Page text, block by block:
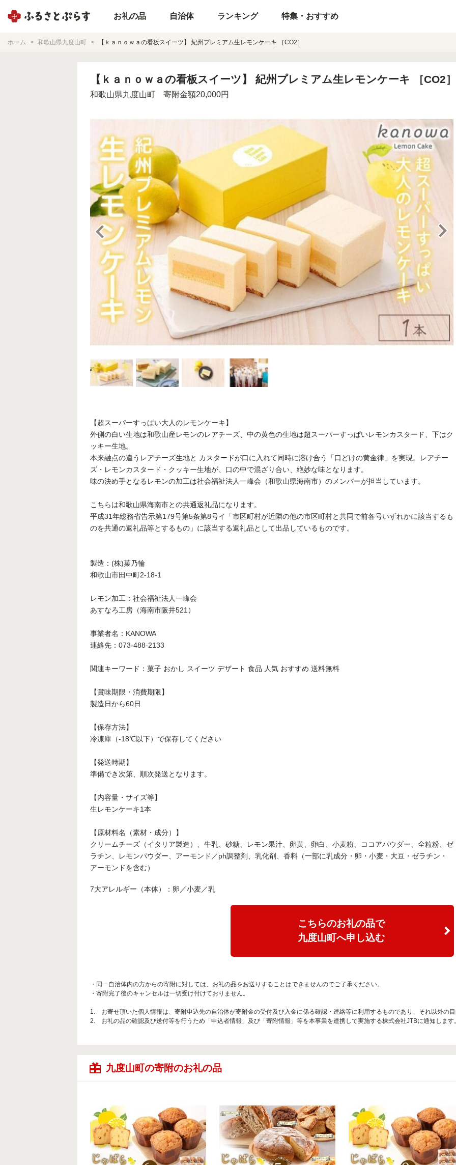
お礼の品 自治体 ランキング 特集・おすすめ
ホーム 和歌山県九度山町 【ｋａｎｏｗａの看板スイーツ】 紀州プレミアム生レモンケーキ ［CO2］
【ｋａｎｏｗａの看板スイーツ】 紀州プレミアム生レモンケーキ ［CO2］
和歌山県九度山町 寄附金額20,000円
【超スーパーすっぱい大人のレモンケーキ】
外側の白い生地は和歌山産レモンのレアチーズ、中の黄色の生地は超スーパーすっぱいレモンカスタード、下はク
ッキー生地。
本来融点の違うレアチーズ生地と カスタードが口に入れて同時に溶け合う「口どけの黄金律」を実現。レアチー
ズ・レモンカスタード・クッキー生地が、口の中で混ざり合い、絶妙な味となります。
味の決め手となるレモンの加工は社会福祉法人一峰会（和歌山県海南市）のメンバーが担当しています。
こちらは和歌山県海南市との共通返礼品になります。
平成31年総務省告示第179号第5条第8号イ「市区町村が近隣の他の市区町村と共同で前各号いずれかに該当するも
のを共通の返礼品等とするもの」に該当する返礼品として出品しているものです。
製造：(株)菓乃輪
和歌山市田中町2-18-1
レモン加工：社会福祉法人一峰会
あすなろ工房（海南市阪井521）
事業者名：KANOWA
連絡先：073-488-2133
関連キーワード：菓子 おかし スイーツ デザート 食品 人気 おすすめ 送料無料
【賞味期限・消費期限】
製造日から60日
【保存方法】
冷凍庫（-18℃以下）で保存してください
【発送時期】
準備でき次第、順次発送となります。
【内容量・サイズ等】
生レモンケーキ1本
【原材料名（素材・成分）】
クリームチーズ（イタリア製造）、牛乳、砂糖、レモン果汁、卵黄、卵白、小麦粉、ココアパウダー、全粒粉、ゼ
ラチン、レモンパウダー、アーモンド／ph調整剤、乳化剤、香料（一部に乳成分・卵・小麦・大豆・ゼラチン・
アーモンドを含む）
7大アレルギー（本体）：卵／小麦／乳
こちらのお礼の品で
九度山町へ申し込む
・同一自治体内の方からの寄附に対しては、お礼の品をお送りすることはできませんのでご了承ください。
・寄附完了後のキャンセルは一切受け付けておりません。
1. お寄せ頂いた個人情報は、寄附申込先の自治体が寄附金の受付及び入金に係る確認・連絡等に利用するものであり、それ以外の
2. お礼の品の確認及び送付等を行うため「申込者情報」及び「寄附情報」等を本事業を連携して実施する株式会社JTBに通知します
九度山町の寄附のお礼の品